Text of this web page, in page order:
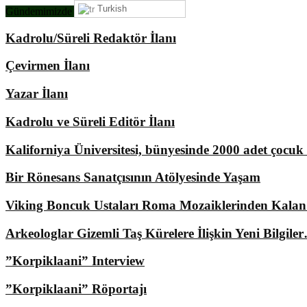
Gündemimizde Ne Var?
Kadrolu/Süreli Redaktör İlanı
Çevirmen İlanı
Yazar İlanı
Kadrolu ve Süreli Editör İlanı
Kaliforniya Üniversitesi, bünyesinde 2000 adet
Bir Rönesans Sanatçısının Atölyesinde Yaşam
Viking Boncuk Ustaları Roma Mozaiklerinden
Arkeologlar Gizemli Taş Kürelere İlişkin Yeni
”Korpiklaani” Interview
”Korpiklaani” Röportajı
Turkish